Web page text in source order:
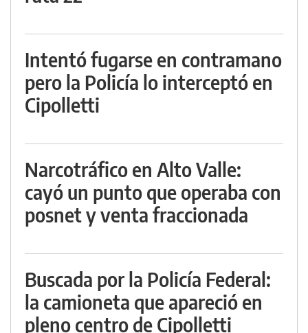
Intentó fugarse en contramano
pero la Policía lo interceptó en
Cipolletti
Narcotráfico en Alto Valle:
cayó un punto que operaba con
posnet y venta fraccionada
Buscada por la Policía Federal:
la camioneta que apareció en
pleno centro de Cipolletti